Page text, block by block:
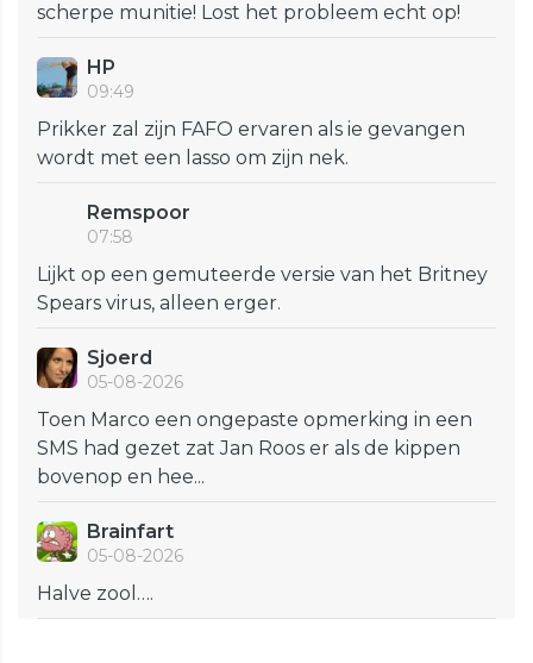
scherpe munitie! Lost het probleem echt op!
HP
09:49
Prikker zal zijn FAFO ervaren als ie gevangen
wordt met een lasso om zijn nek.
Remspoor
07:58
Lijkt op een gemuteerde versie van het Britney
Spears virus, alleen erger.
Sjoerd
05-08-2026
Toen Marco een ongepaste opmerking in een
SMS had gezet zat Jan Roos er als de kippen
bovenop en hee...
Brainfart
05-08-2026
Halve zool….